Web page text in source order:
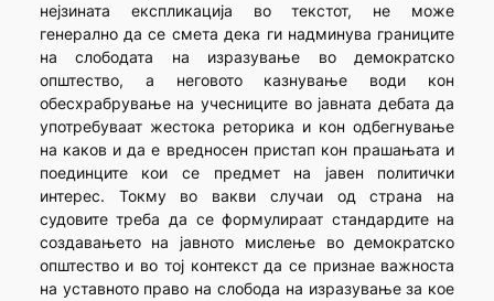
нејзината експликација во текстот, не може
генерално да се смета дека ги надминува границите
на слободата на изразување во демократско
општество, а неговото казнување води кон
обесхрабрување на учесниците во јавната дебата да
употребуваат жестока реторика и кон одбегнување
на каков и да е вредносен пристап кон прашањата и
поединците кои се предмет на јавен политички
интерес. Токму во вакви случаи од страна на
судовите треба да се формулираат стандардите на
создавањето на јавното мислење во демократско
општество и во тој контекст да се признае важноста
на уставното право на слобода на изразување за кое